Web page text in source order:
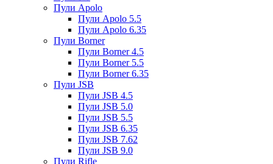
Пули Apolo
Пули Apolo 5.5
Пули Apolo 6.35
Пули Borner
Пули Borner 4.5
Пули Borner 5.5
Пули Borner 6.35
Пули JSB
Пули JSB 4.5
Пули JSB 5.0
Пули JSB 5.5
Пули JSB 6.35
Пули JSB 7.62
Пули JSB 9.0
Пули Rifle